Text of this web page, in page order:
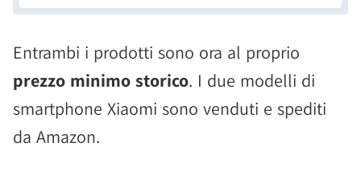
Entrambi i prodotti sono ora al proprio
prezzo minimo storico. I due modelli di
smartphone Xiaomi sono venduti e spediti
da Amazon.